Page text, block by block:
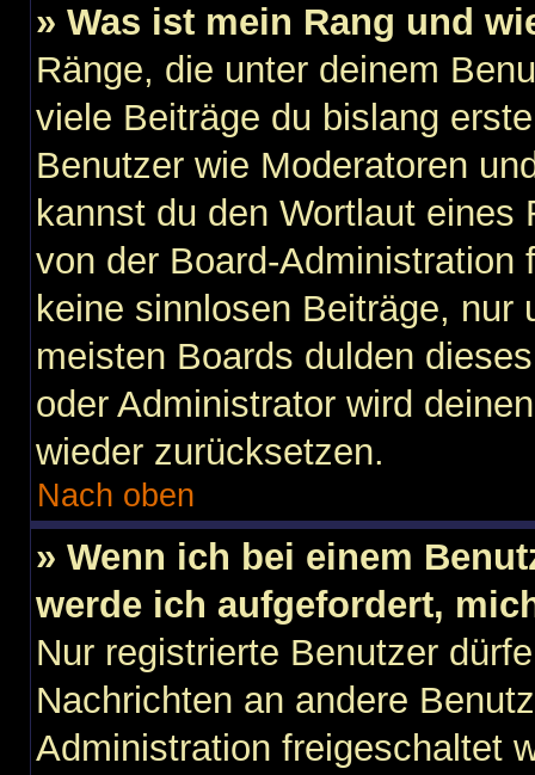
» Was ist mein Rang und
Ränge, die unter deinem
viele Beiträge du bislang
Benutzer wie Moderatoren
kannst du den Wortlaut
von der Board-
keine sinnlosen Beiträge,
meisten Boards dulden
oder Administrator wird
wieder zurücksetzen.
Nach oben
» Wenn ich bei einem
werde ich aufgefordert,
Nur registrierte Benutzer
Nachrichten an andere
Administration freigeschaltet